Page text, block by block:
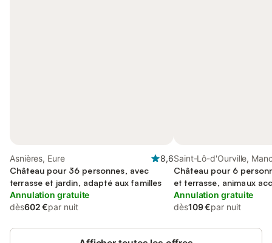
Asnières, Eure
8,6
Château pour 36 personnes, avec
terrasse et jardin, adapté aux familles
Annulation gratuite
dès602 €par nuit
Saint-Lô-d'Ourville,
Château pour 6
et terrasse, animaux
Annulation gratuite
dès109 €par nuit